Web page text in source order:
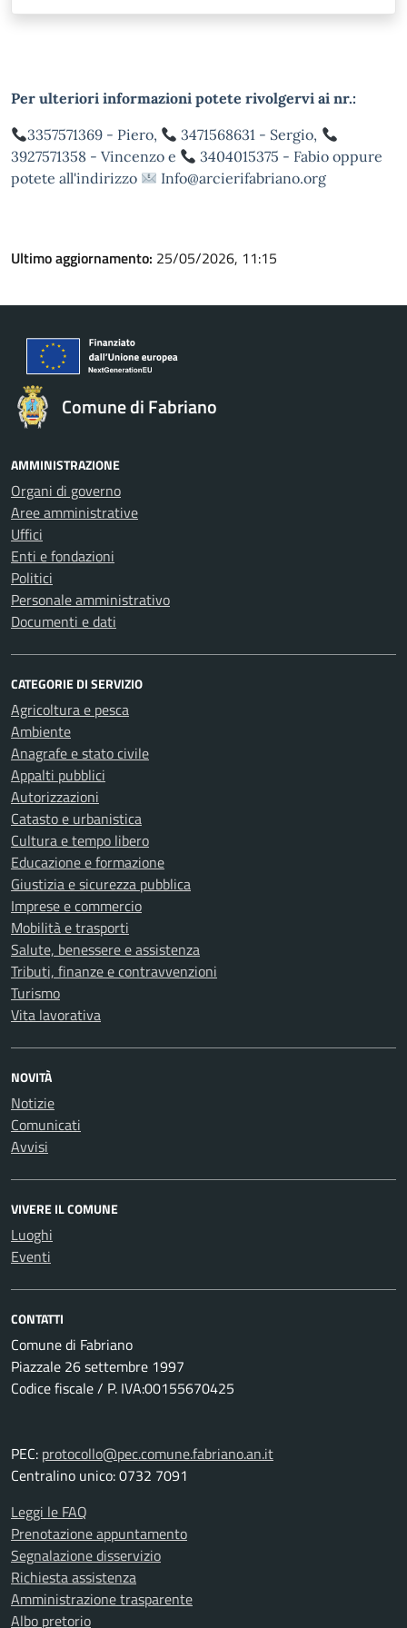
Per ulteriori informazioni potete rivolgervi ai nr.:
3357571369 - Piero,
3471568631 - Sergio,
3927571358 - Vincenzo e
3404015375 - Fabio oppure
potete all'indirizzo
Info@arcierifabriano.org
Ultimo aggiornamento: 25/05/2026, 11:15
Comune di Fabriano
AMMINISTRAZIONE
Organi di governo
Aree amministrative
Uffici
Enti e fondazioni
Politici
Personale amministrativo
Documenti e dati
CATEGORIE DI SERVIZIO
Agricoltura e pesca
Ambiente
Anagrafe e stato civile
Appalti pubblici
Autorizzazioni
Catasto e urbanistica
Cultura e tempo libero
Educazione e formazione
Giustizia e sicurezza pubblica
Imprese e commercio
Mobilità e trasporti
Salute, benessere e assistenza
Tributi, finanze e contravvenzioni
Turismo
Vita lavorativa
NOVITÀ
Notizie
Comunicati
Avvisi
VIVERE IL COMUNE
Luoghi
Eventi
CONTATTI
Comune di Fabriano
Piazzale 26 settembre 1997
Codice fiscale / P. IVA:00155670425
PEC: protocollo@pec.comune.fabriano.an.it
Centralino unico: 0732 7091
Leggi le FAQ
Prenotazione appuntamento
Segnalazione disservizio
Richiesta assistenza
Amministrazione trasparente
Albo pretorio